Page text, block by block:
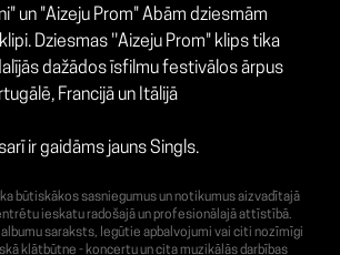
un "Aizeju Prom" Abām dziesmām
Dziesmas ''Aizeju Prom" klips tika
dažādos īsfilmu festivālos ārpus
Francijā un Itālijā
ir gaidāms jauns Singls.
būtiskākos sasniegumus un notikumus aizvadītajā
ieskatu radošajā un profesionālajā attīstībā.
saraksts, Iegūtie apbalvojumi vai citi nozīmīgi
klātbūtne - koncertu un cita muzikālās darbības